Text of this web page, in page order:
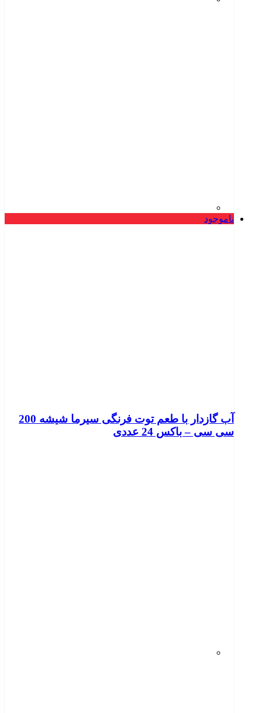
ناموجود
آب گازدار با طعم توت فرنگی سیرما شیشه 200
سی سی – باکس 24 عددی